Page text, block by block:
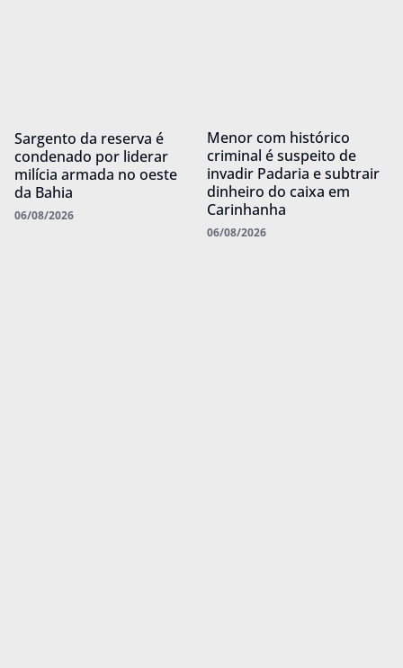
Sargento da reserva é
condenado por liderar
milícia armada no oeste
da Bahia
06/08/2026
Menor com histórico
criminal é suspeito de
invadir Padaria e subtrair
dinheiro do caixa em
Carinhanha
06/08/2026